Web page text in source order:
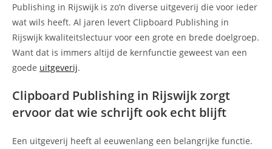
Publishing in Rijswijk is zo’n diverse uitgeverij die voor ieder
wat wils heeft. Al jaren levert Clipboard Publishing in
Rijswijk kwaliteitslectuur voor een grote en brede doelgroep.
Want dat is immers altijd de kernfunctie geweest van een
goede uitgeverij.
Clipboard Publishing in Rijswijk zorgt
ervoor dat wie schrijft ook echt blijft
Een uitgeverij heeft al eeuwenlang een belangrijke functie.